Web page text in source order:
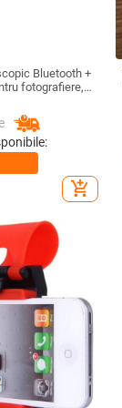
Bluetooth +
fotografiere,
și IOS -
add_shopping_cart